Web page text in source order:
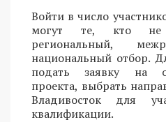
Войти в число
могут те, кто не
региональный,
национальный отбор.
подать заявку на
проекта, выбрать
Владивосток для
квалификации.